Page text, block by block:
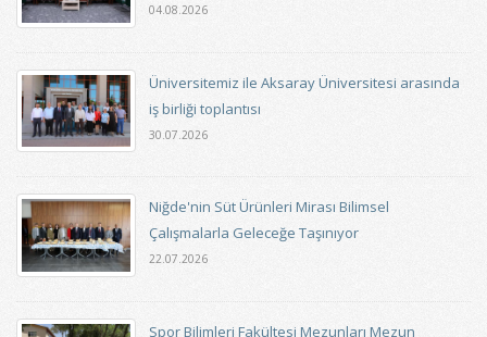
04.08.2026
Üniversitemiz ile Aksaray Üniversitesi arasında
iş birliği toplantısı
30.07.2026
Niğde'nin Süt Ürünleri Mirası Bilimsel
Çalışmalarla Geleceğe Taşınıyor
22.07.2026
Spor Bilimleri Fakültesi Mezunları Mezun